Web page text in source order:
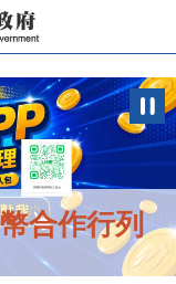
合作行列